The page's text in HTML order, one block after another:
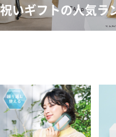
いギフトの人気ラ